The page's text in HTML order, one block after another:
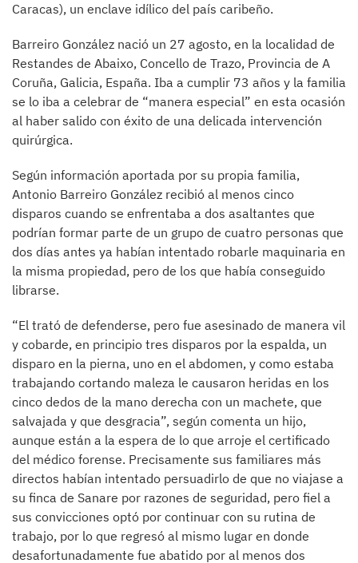
Caracas), un enclave idílico del país caribeño.
Barreiro González nació un 27 agosto, en la localidad de
Restandes de Abaixo, Concello de Trazo, Provincia de A
Coruña, Galicia, España. Iba a cumplir 73 años y la familia
se lo iba a celebrar de “manera especial” en esta ocasión
al haber salido con éxito de una delicada intervención
quirúrgica.
Según información aportada por su propia familia,
Antonio Barreiro González recibió al menos cinco
disparos cuando se enfrentaba a dos asaltantes que
podrían formar parte de un grupo de cuatro personas que
dos días antes ya habían intentado robarle maquinaria en
la misma propiedad, pero de los que había conseguido
librarse.
“El trató de defenderse, pero fue asesinado de manera vil
y cobarde, en principio tres disparos por la espalda, un
disparo en la pierna, uno en el abdomen, y como estaba
trabajando cortando maleza le causaron heridas en los
cinco dedos de la mano derecha con un machete, que
salvajada y que desgracia”, según comenta un hijo,
aunque están a la espera de lo que arroje el certificado
del médico forense. Precisamente sus familiares más
directos habían intentado persuadirlo de que no viajase a
su finca de Sanare por razones de seguridad, pero fiel a
sus convicciones optó por continuar con su rutina de
trabajo, por lo que regresó al mismo lugar en donde
desafortunadamente fue abatido por al menos dos